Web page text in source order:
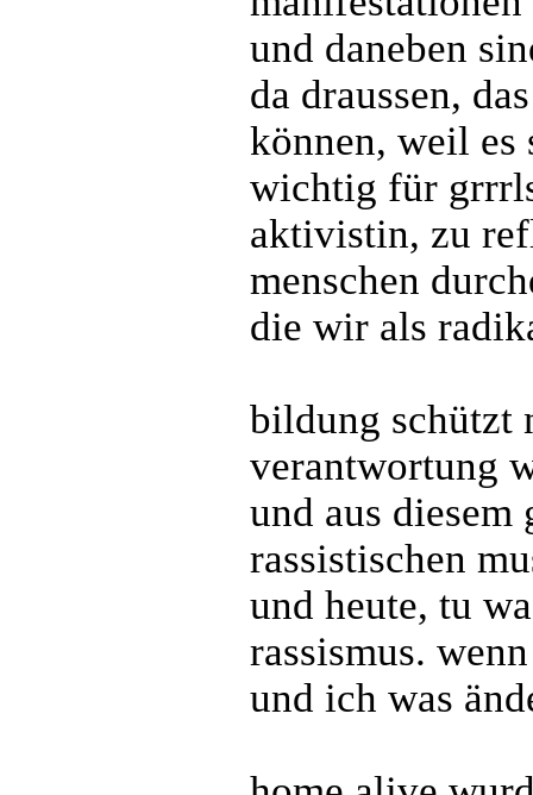
und daneben
da draussen,
können, weil
wichtig für
aktivistin, zu
menschen
die wir als
bildung schützt
verantwortung
und aus
rassistischen
und heute, tu
rassismus.
und ich was